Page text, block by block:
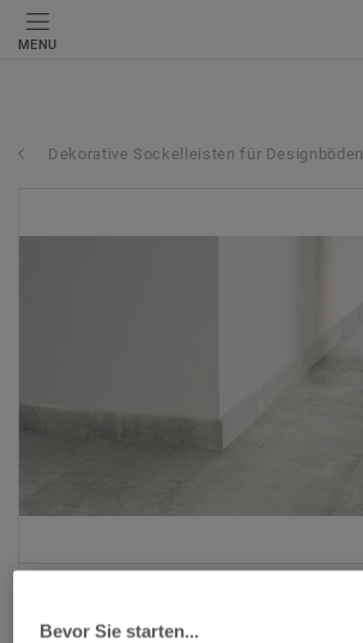
MENU
Dekorative Sockelleisten für Designböden
Bevor Sie starten...